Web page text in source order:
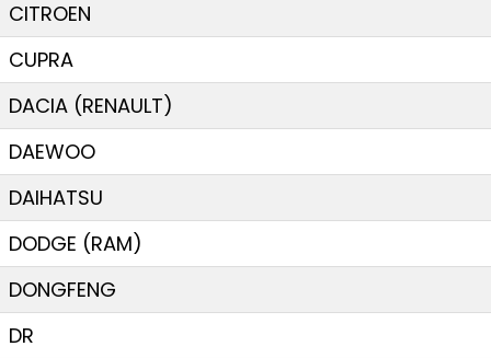
CITROEN
CUPRA
DACIA (RENAULT)
DAEWOO
DAIHATSU
DODGE (RAM)
DONGFENG
DR